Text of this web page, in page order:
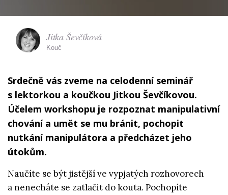
Srdečně vás zveme na celodenní seminář
s lektorkou a koučkou Jitkou Ševčíkovou.
Účelem workshopu je rozpoznat manipulativní
chování a umět se mu bránit, pochopit
nutkání manipulátora a předcházet jeho
útokům.
Naučíte se být jistější ve vypjatých rozhovorech
a nenecháte se zatlačit do kouta. Pochopíte
Jitka Ševčíková
Kouč